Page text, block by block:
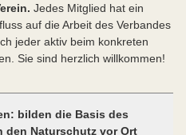
Jedes Mitglied hat ein
auf die Arbeit des Verbandes
jeder aktiv beim konkreten
Sie sind herzlich willkommen!
bilden die Basis des
den Naturschutz vor Ort